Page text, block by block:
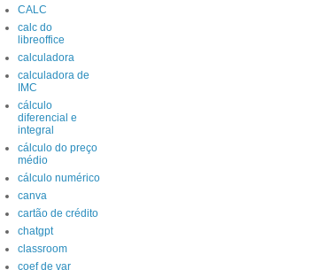
CALC
calc do
libreoffice
calculadora
calculadora de
IMC
cálculo
diferencial e
integral
cálculo do preço
médio
cálculo numérico
canva
cartão de crédito
chatgpt
classroom
coef de var